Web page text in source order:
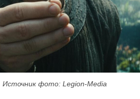
Источник фото: Legion-Media